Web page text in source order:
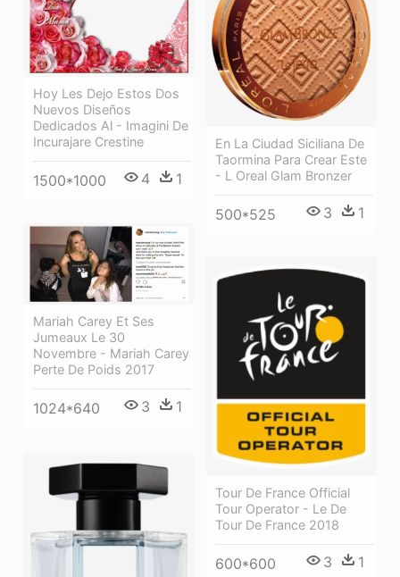
En La Ciudad Siciliana De
Taormina Para Crear Este
- L Oreal Glam Bronzer
500*525 3 1
Hoy Les Dejo Estos Dos
Nuevos Diseños
Dedicados Al - Imagini De
Incurajare Crestine
1500*1000 4 1
Mariah Carey Et Ses
Jumeaux Le 30
Novembre - Mariah Carey
Perte De Poids 2017
1024*640 3 1
Tour De France Official
Tour Operator - Le De
Tour De France 2018
600*600 3 1